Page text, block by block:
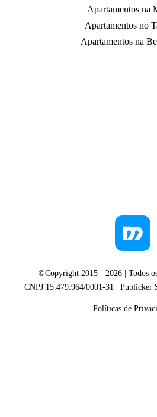
Apartamentos na
Apartamentos no
Apartamentos na
©Copyright 2015 - 2026 | Todos
CNPJ 15.479.964/0001-31 | Publicker
Políticas de